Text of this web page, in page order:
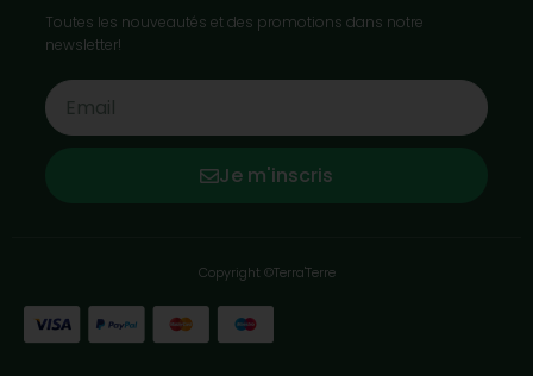
Toutes les nouveautés et des promotions dans notre
newsletter!
Je m'inscris
Copyright ©Terra'Terre